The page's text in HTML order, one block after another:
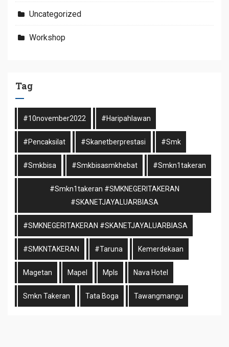
Uncategorized
Workshop
Tag
#10november2022 #haripahlawan
#pencaksilat #skanetberprestasi #smk
#smkbisa #smkbisasmkhebat #smkn1takeran
#smkn1takeran #SMKNEGERITAKERAN
#SKANETJAYALUARBIASA
#SMKNEGERITAKERAN #SKANETJAYALUARBIASA
#SMKNTAKERAN #taruna Kemerdekaan
Magetan Mapel Mpls Nava Hotel
Smkn Takeran Tata Boga Tawangmangu